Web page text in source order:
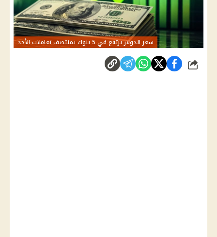
سعر الدولار يرتفع في 5 بنوك بمنتصف تعاملات الأحد
شارك